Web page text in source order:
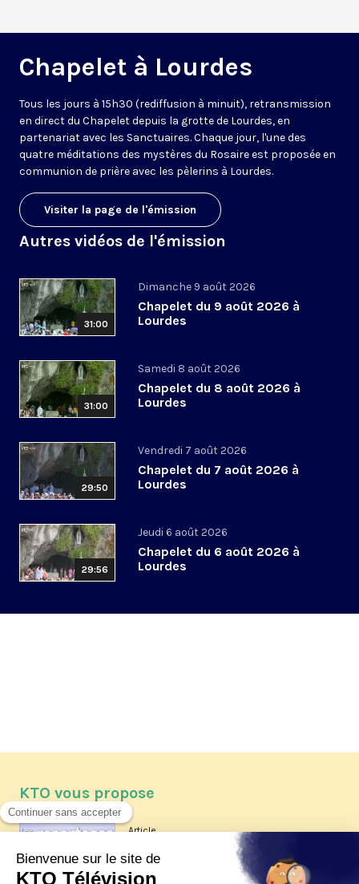
Chapelet à Lourdes
Tous les jours à 15h30 (rediffusion à minuit), retransmission
en direct du Chapelet depuis la grotte de Lourdes, en
partenariat avec les Sanctuaires. Chaque jour, l'une des
quatre méditations des mystères du Rosaire est proposée en
communion de prière avec les pèlerins à Lourdes.
Visiter la page de l'émission
Autres vidéos de l'émission
31:00
Dimanche 9 août 2026
Chapelet du 9 août 2026 à
Lourdes
31:00
Samedi 8 août 2026
Chapelet du 8 août 2026 à
Lourdes
29:50
Vendredi 7 août 2026
Chapelet du 7 août 2026 à
Lourdes
29:56
Jeudi 6 août 2026
Chapelet du 6 août 2026 à
Lourdes
KTO vous propose
Article
Les reportages d'été 2026 de KTO